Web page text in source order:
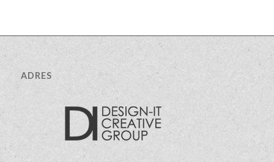
ADRES